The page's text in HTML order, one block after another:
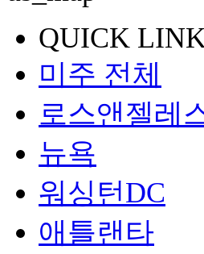
QUICK
미주 전체
로스앤젤레
뉴욕
워싱턴DC
애틀랜타